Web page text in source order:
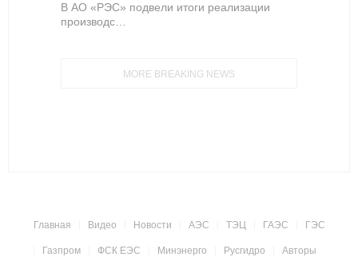
В АО «РЭС» подвели итоги реализации
производс…
MORE BREAKING NEWS
Главная Видео Новости АЭС ТЭЦ ГАЭС ГЭС
Газпром ФСК ЕЭС Минэнерго Русгидро Авторы